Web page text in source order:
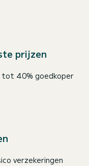
prijzen
tot 40% goedkoper
verzekeringen